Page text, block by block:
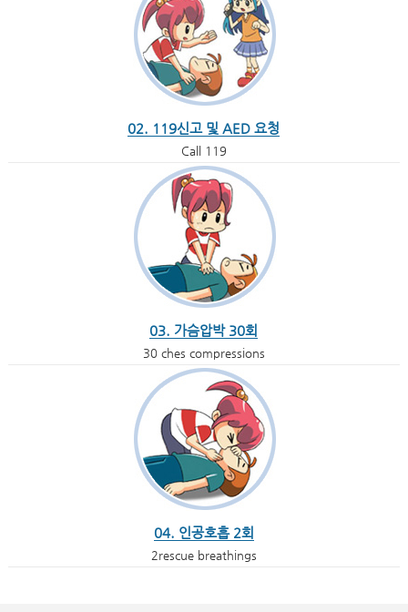
02. 119신고 및 AED 요청
Call 119
03. 가슴압박 30회
30 ches compressions
04. 인공호흡 2회
2rescue breathings